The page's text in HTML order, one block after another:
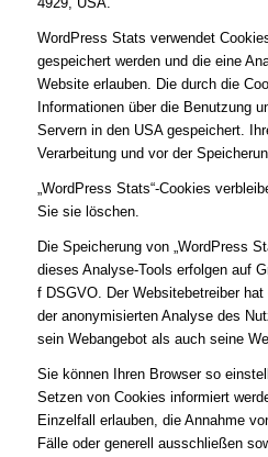
WordPress Stats verwendet
gespeichert werden und die eine
Website erlauben. Die durch die
Informationen über die Benutzung
Servern in den USA gespeichert.
Verarbeitung und vor der
„WordPress Stats“-Cookies
Sie sie löschen.
Die Speicherung von „WordPress
dieses Analyse-Tools erfolgen auf
f DSGVO. Der Websitebetreiber
der anonymisierten Analyse des
sein Webangebot als auch seine
Sie können Ihren Browser so
Setzen von Cookies informiert
Einzelfall erlauben, die Annahme
Fälle oder generell ausschließen